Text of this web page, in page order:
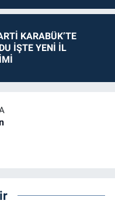
KARABÜK’TE
İŞTE YENİ İL